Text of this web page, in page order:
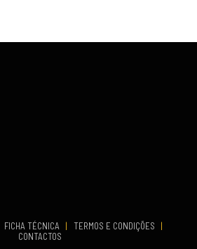
FICHA TÉCNICA | TERMOS E CONDIÇÕES
|
CONTACTOS